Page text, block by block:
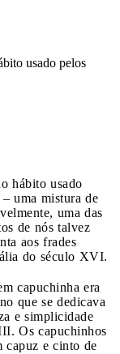
usado pelos
hábito usado
uma mistura de
uma das
de nós talvez
aos frades
do século XVI.
capuchinha era
que se dedicava
e simplicidade
Os capuchinhos
capuz e cinto de